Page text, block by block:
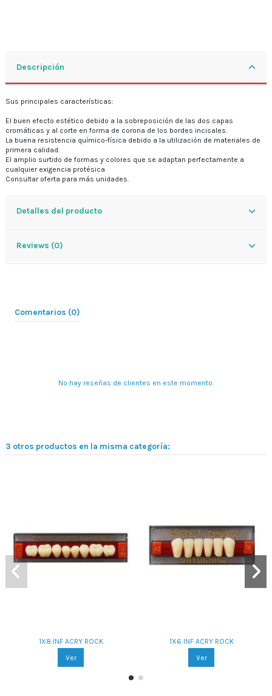
Descripción
Sus principales características:
El buen efecto estético debido a la sobreposición de las dos capas
cromáticas y al corte en forma de corona de los bordes incisales.
La buena resistencia químico-física debido a la utilización de materiales de
primera calidad.
El amplio surtido de formas y colores que se adaptan perfectamente a
cualquier exigencia protésica
Consultar oferta para más unidades.
Detalles del producto
Reviews (0)
Comentarios (0)
No hay reseñas de clientes en este momento.
3 otros productos en la misma categoría:
1X8 INF ACRY ROCK
Ver
1X6 INF ACRY ROCK
Ver